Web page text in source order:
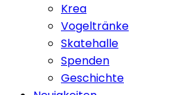
Krea
Vogeltränke
Skatehalle
Spenden
Geschichte